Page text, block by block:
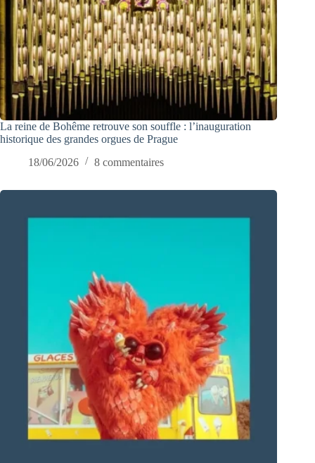
La reine de Bohême retrouve son souffle : l’inauguration
historique des grandes orgues de Prague
18/06/2026
8 commentaires